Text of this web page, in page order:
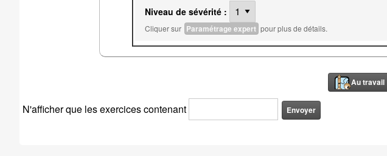
Niveau de sévérité :
Cliquer sur Paramétrage expert pour plus de détails.
Au travail
N'afficher que les exercices contenant